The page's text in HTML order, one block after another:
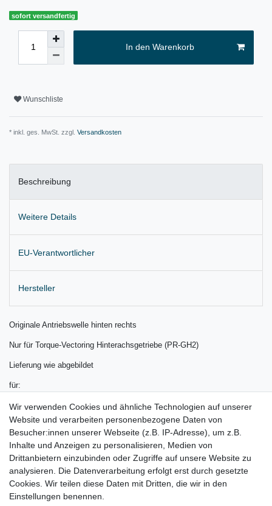
sofort versandfertig
In den Warenkorb
Wunschliste
* inkl. ges. MwSt. zzgl. Versandkosten
Beschreibung
Weitere Details
EU-Verantwortlicher
Hersteller
Originale Antriebswelle hinten rechts
Nur für Torque-Vectoring Hinterachsgetriebe (PR-GH2)
Lieferung wie abgebildet
für:
Audi A4 8K Bj. 11/2011 - 2015
Audi A5 Bj. 09/2011 - 2016
Audi Q5 8R Bj. 06/2012 - 2017
Audi RS4 Bj. 05/2012 - 2016
Audi RS5 Bj. 05/2012 - 2016
Wir verwenden Cookies und ähnliche Technologien auf unserer
Website und verarbeiten personenbezogene Daten von
Besucher:innen unserer Webseite (z.B. IP-Adresse), um z.B.
Inhalte und Anzeigen zu personalisieren, Medien von
Drittanbietern einzubinden oder Zugriffe auf unsere Website zu
analysieren. Die Datenverarbeitung erfolgt erst durch gesetzte
Cookies. Wir teilen diese Daten mit Dritten, die wir in den
Einstellungen benennen.